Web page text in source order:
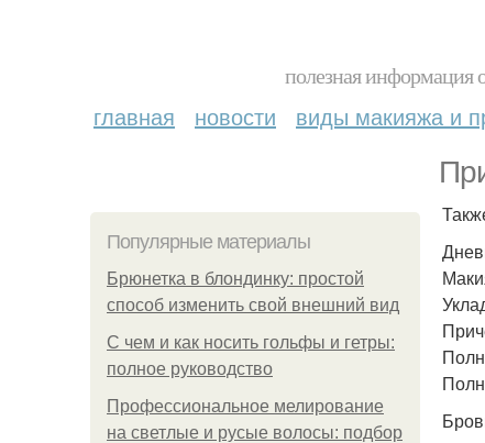
полезная информация
главная новости виды макияжа и
Популярные материалы
Брюнетка в блондинку: простой
способ изменить свой внешний вид
С чем и как носить гольфы и гетры:
полное руководство
Профессиональное мелирование
на светлые и русые волосы: подбор